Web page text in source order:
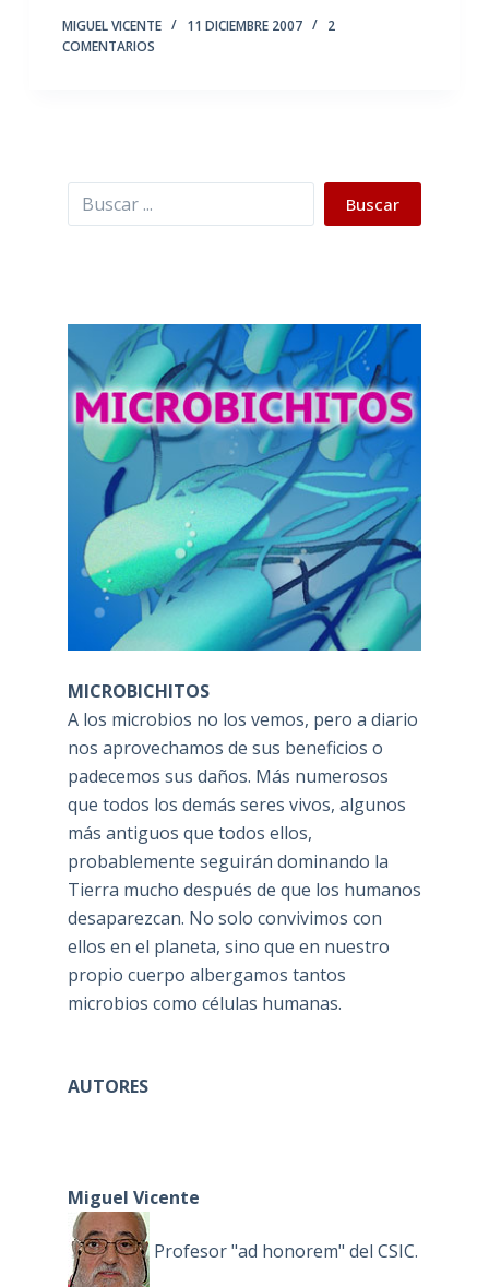
MIGUEL VICENTE 11 DICIEMBRE 2007
2
COMENTARIOS
Buscar Buscar
MICROBICHITOS
A los microbios no los vemos, pero a diario
nos aprovechamos de sus beneficios o
padecemos sus daños. Más numerosos
que todos los demás seres vivos, algunos
más antiguos que todos ellos,
probablemente seguirán dominando la
Tierra mucho después de que los humanos
desaparezcan. No solo convivimos con
ellos en el planeta, sino que en nuestro
propio cuerpo albergamos tantos
microbios como células humanas.
AUTORES
Miguel Vicente
Profesor "ad honorem" del CSIC.